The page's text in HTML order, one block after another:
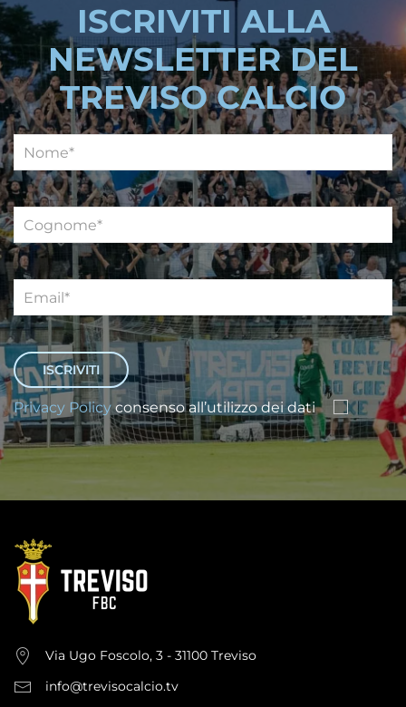
ISCRIVITI ALLA
NEWSLETTER DEL
TREVISO CALCIO
Privacy Policyconsenso all’utilizzo dei dati
Via Ugo Foscolo, 3 - 31100 Treviso
info@trevisocalcio.tv